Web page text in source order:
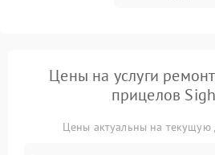
Цены на услуги
прицелов
Цены актуальны на текущую